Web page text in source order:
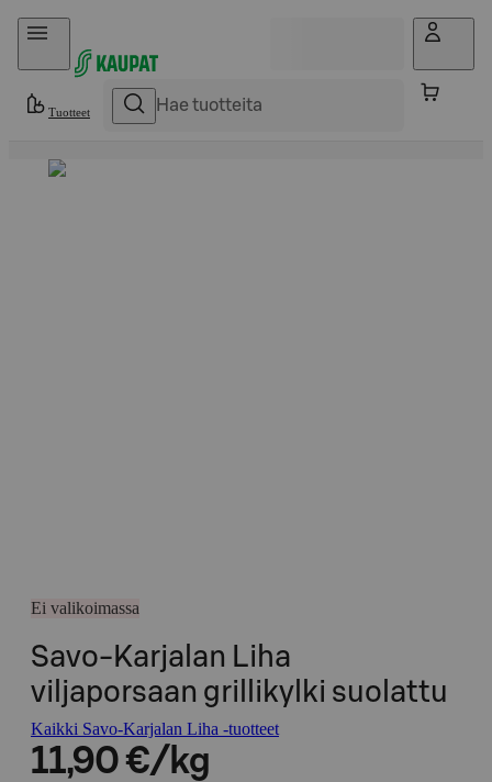
Hyppää sisältöön
Tuotteet
Ei valikoimassa
Savo-Karjalan Liha
viljaporsaan grillikylki suolattu
Kaikki Savo-Karjalan Liha -tuotteet
11,90 €/kg